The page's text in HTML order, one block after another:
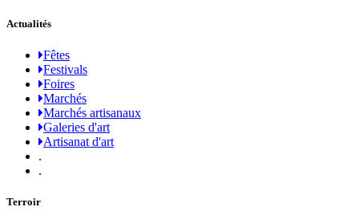
Actualités
Fêtes
Festivals
Foires
Marchés
Marchés artisanaux
Galeries d'art
Artisanat d'art
.
.
Terroir